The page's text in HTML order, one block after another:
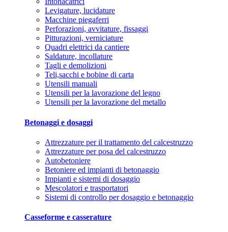
Levigature, lucidature
Macchine piegaferri
Perforazioni, avvitature, fissaggi
Pitturazioni, verniciature
Quadri elettrici da cantiere
Saldature, incollature
Tagli e demolizioni
Teli,sacchi e bobine di carta
Utensili manuali
Utensili per la lavorazione del legno
Utensili per la lavorazione del metallo
Betonaggi e dosaggi
Attrezzature per il trattamento del calcestruzzo
Attrezzature per posa del calcestruzzo
Autobetoniere
Betoniere ed impianti di betonaggio
Impianti e sistemi di dosaggio
Mescolatori e trasportatori
Sistemi di controllo per dosaggio e betonaggio
Casseforme e casserature